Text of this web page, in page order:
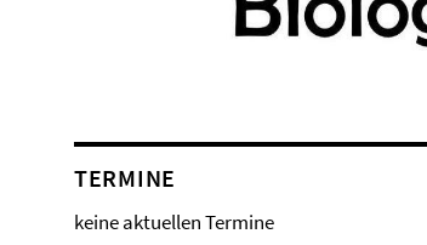
TERMINE
keine aktuellen Termine